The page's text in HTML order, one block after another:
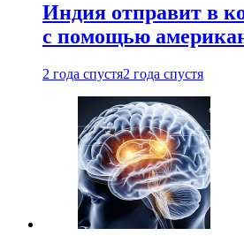
Индия отправит в
с помощью
2 года спустя2 года спустя